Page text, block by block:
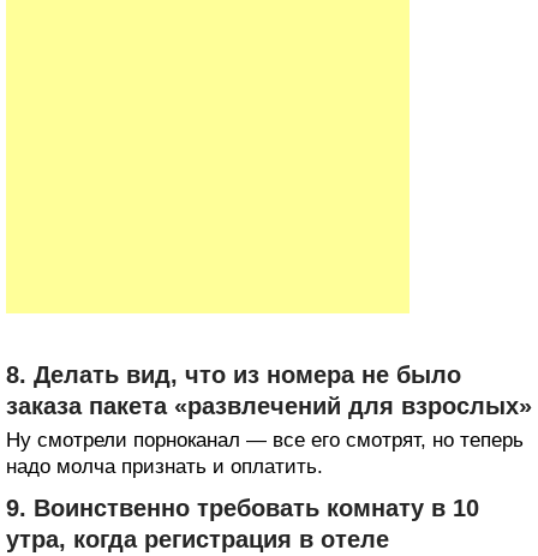
8. Делать вид, что из номера не было
заказа пакета «развлечений для взрослых»
Ну смотрели порноканал — все его смотрят, но теперь
надо молча признать и оплатить.
9. Воинственно требовать комнату в 10
утра, когда регистрация в отеле